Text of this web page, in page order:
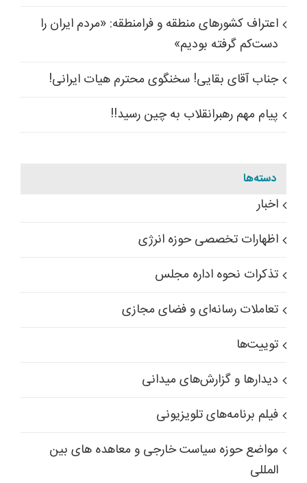
اعتراف کشورهای منطقه و فرامنطقه: «مردم ایران را
دست‌کم گرفته بودیم»
جناب آقای بقایی! سخنگوی محترم هیات ایرانی!
پیام مهم رهبرانقلاب به چین رسید!!
دسته‌ها
اخبار
اظهارات تخصصی حوزه انرژی
تذکرات نحوه اداره مجلس
تعاملات رسانه‌ای و فضای مجازی
توییت‌ها
دیدارها و گزارش‌های میدانی
فیلم برنامه‌های تلویزیونی
مواضع حوزه سیاست خارجی و معاهده های بین
المللی